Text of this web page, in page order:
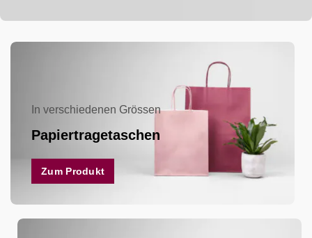
In verschiedenen Grössen
Papiertragetaschen
Zum Produkt